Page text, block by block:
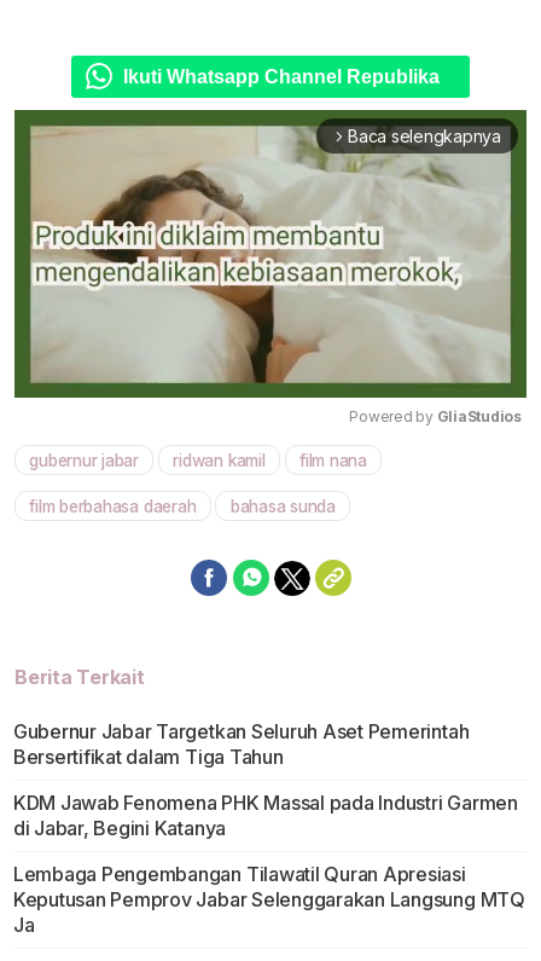
Ikuti Whatsapp Channel Republika
arrow_forward_ios Baca selengkapnya
Powered by GliaStudios
gubernur jabar ridwan kamil film nana
film berbahasa daerah bahasa sunda
Berita Terkait
Gubernur Jabar Targetkan Seluruh Aset Pemerintah
Bersertifikat dalam Tiga Tahun
KDM Jawab Fenomena PHK Massal pada Industri Garmen
di Jabar, Begini Katanya
Lembaga Pengembangan Tilawatil Quran Apresiasi
Keputusan Pemprov Jabar Selenggarakan Langsung MTQ
Ja